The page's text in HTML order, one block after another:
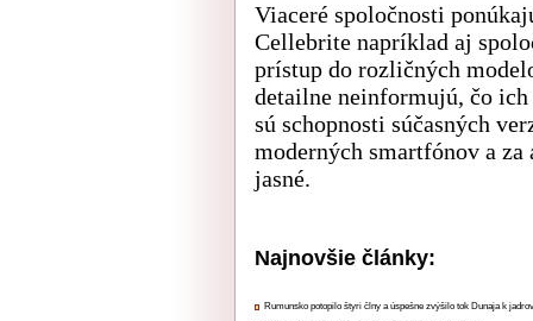
Viaceré spoločnosti
Cellebrite napríklad aj
prístup do rozličných
detailne neinformujú, čo
sú schopnosti súčasných
moderných smartfónov a
jasné.
Najnovšie články:
Rumunsko potopilo štyri člny a úspešne zvýšilo tok Dunaja k